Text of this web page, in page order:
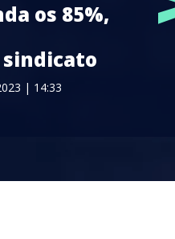
os 85%,
sindicato
| 14:33